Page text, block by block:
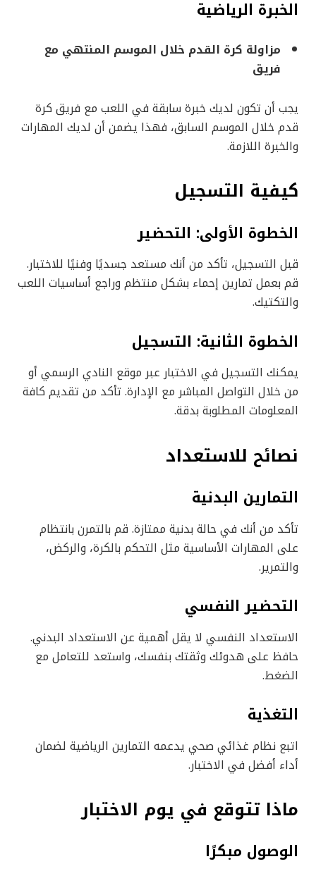
الخبرة الرياضية
مزاولة كرة القدم خلال الموسم المنتهي مع
فريق
يجب أن تكون لديك خبرة سابقة في اللعب مع فريق كرة
قدم خلال الموسم السابق، فهذا يضمن أن لديك المهارات
والخبرة اللازمة.
كيفية التسجيل
الخطوة الأولى: التحضير
قبل التسجيل، تأكد من أنك مستعد جسديًا وفنيًا للاختبار.
قم بعمل تمارين إحماء بشكل منتظم وراجع أساسيات اللعب
والتكتيك.
الخطوة الثانية: التسجيل
يمكنك التسجيل في الاختبار عبر موقع النادي الرسمي أو
من خلال التواصل المباشر مع الإدارة. تأكد من تقديم كافة
المعلومات المطلوبة بدقة.
نصائح للاستعداد
التمارين البدنية
تأكد من أنك في حالة بدنية ممتازة. قم بالتمرن بانتظام
على المهارات الأساسية مثل التحكم بالكرة، والركض،
والتمرير.
التحضير النفسي
الاستعداد النفسي لا يقل أهمية عن الاستعداد البدني.
حافظ على هدوئك وثقتك بنفسك، واستعد للتعامل مع
الضغط.
التغذية
اتبع نظام غذائي صحي يدعمه التمارين الرياضية لضمان
أداء أفضل في الاختبار.
ماذا تتوقع في يوم الاختبار
الوصول مبكرًا